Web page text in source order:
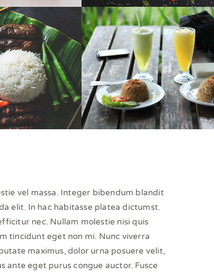
vel massa. Integer bibendum blandit
elit. In hac habitasse platea dictumst.
nec. Nullam molestie nisi quis
tincidunt eget non mi. Nunc viverra
maximus, dolor urna posuere velit,
ante eget purus congue auctor. Fusce